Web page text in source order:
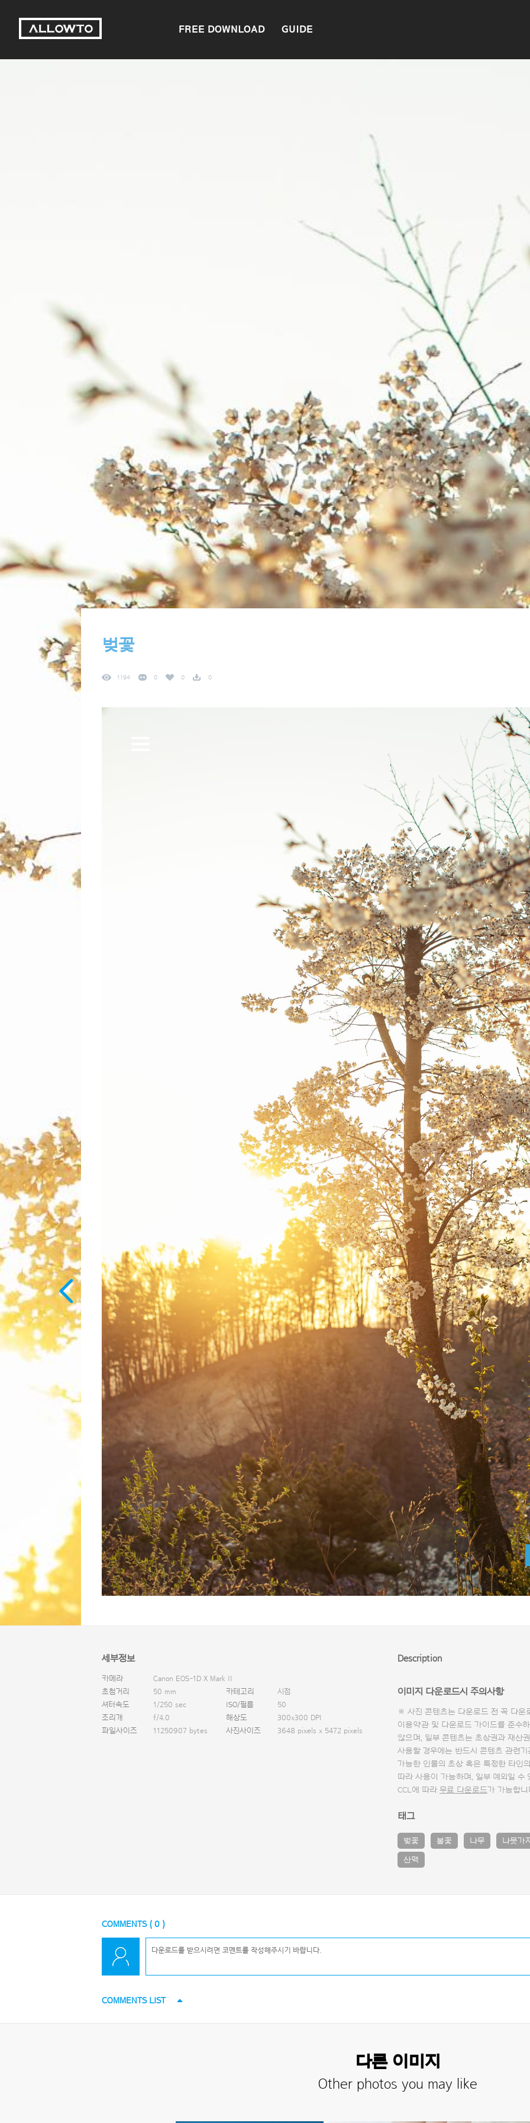
FREE DOWNLOAD GUIDE
벚꽃
1194 0 0 0
세부정보
카메라
Canon EOS-1D X Mark II
초첨거리
50 mm 카테고리
시점
셔터속도
1/250 sec ISO/필름
50
조리개
f/4.0 해상도
300x300 DPI
파일사이즈
11250907 bytes 사진사이즈 3648 pixels x 5472 pixels
Description
이미지 다운로드시 주의사항
※ 사진 콘텐츠는 다운로드 전 꼭 다운
이용약관 및 다운로드 가이드를 준수
않으며, 일부 콘텐츠는 초상권과 재산
사용할 경우에는 반드시 콘텐츠 관련
가능한 인물의 초상 혹은 특정한 타인
따라 사용이 가능하며, 일부 예외일
CCL에 따라 무료 다운로드 가 가능합니
태그
벚꽃 봄꽃 나무 나뭇가
산맥
COMMENTS ( 0 )
COMMENTS LIST
다른 이미지
Other photos you may like